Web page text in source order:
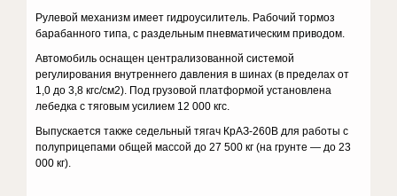
Рулевой механизм имеет гидроусилитель. Рабочий тормоз
барабанного типа, с раздельным пневматическим приводом.
Автомобиль оснащен централизованной системой
регулирования внутреннего давления в шинах (в пределах от
1,0 до 3,8 кгс/см2). Под грузовой платформой установлена
лебедка с тяговым усилием 12 000 кгс.
Выпускается также седельный тягач КрАЗ-260В для работы с
полуприцепами общей массой до 27 500 кг (на грунте — до 23
000 кг).